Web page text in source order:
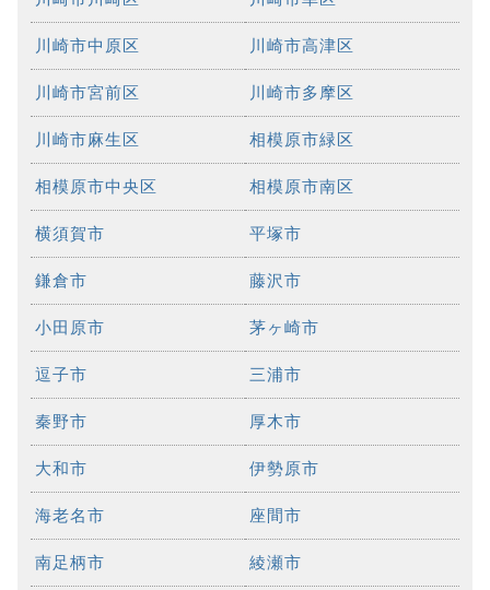
川崎市中原区 川崎市高津区
川崎市宮前区 川崎市多摩区
川崎市麻生区 相模原市緑区
相模原市中央区 相模原市南区
横須賀市 平塚市
鎌倉市 藤沢市
小田原市 茅ヶ崎市
逗子市 三浦市
秦野市 厚木市
大和市 伊勢原市
海老名市 座間市
南足柄市 綾瀬市